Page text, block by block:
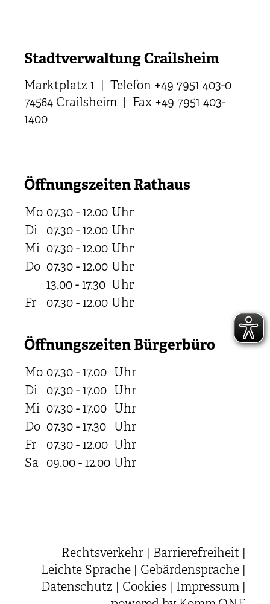
Stadtverwaltung Crailsheim
Marktplatz 1 | Telefon +49 7951 403-0
74564 Crailsheim | Fax +49 7951 403-
1400
Öffnungszeiten Rathaus
Mo 07.30 - 12.00 Uhr
Di
07.30 - 12.00 Uhr
Mi 07.30 - 12.00 Uhr
Do 07.30 - 12.00 Uhr
13.00 - 17.30 Uhr
Fr
07.30 - 12.00 Uhr
Öffnungszeiten Bürgerbüro
Mo 07.30 - 17.00 Uhr
Di
07.30 - 17.00 Uhr
Mi 07.30 - 17.00 Uhr
Do 07.30 - 17.30 Uhr
Fr
07.30 - 12.00 Uhr
Sa 09.00 - 12.00 Uhr
Rechtsverkehr Barrierefreiheit
Leichte Sprache
Gebärdensprache
Datenschutz
Cookies Impressum